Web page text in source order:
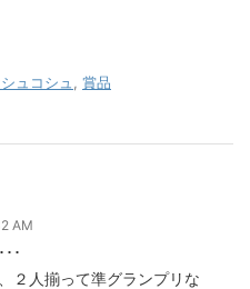
ュコシュ 賞品
AM
･
２人揃って準グランプリな